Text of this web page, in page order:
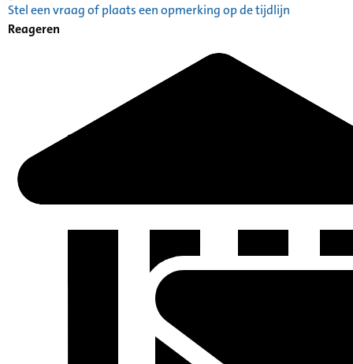
Catalogus: Index alfabetisch geordend A tot Z
Stel een vraag of plaats een opmerking op de tijdlijn
Reageren